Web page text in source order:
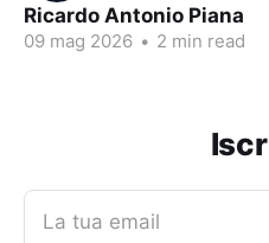
Ricardo Antonio Piana
09 mag 2026 • 2 min read
La tua email